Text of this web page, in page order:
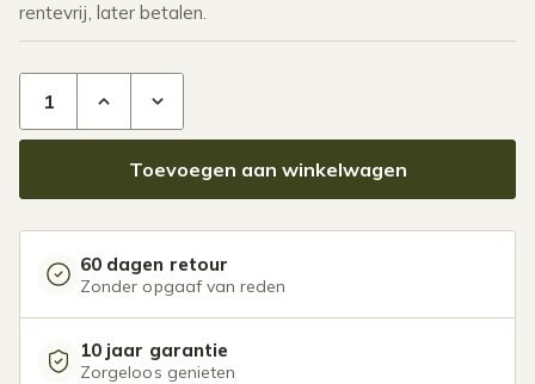
rentevrij, later betalen.
Toevoegen aan winkelwagen
60 dagen retour
Zonder opgaaf van reden
10 jaar garantie
Zorgeloos genieten